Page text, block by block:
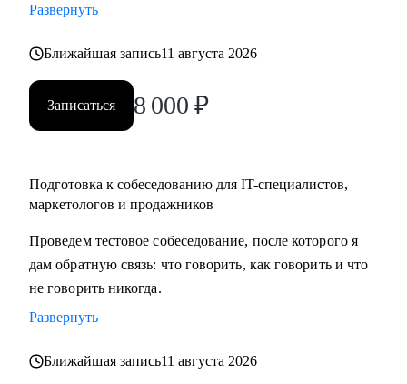
карьеры, если текущая уже не драйвит
• Как перейти в направление project менеджмента, строить
Кому могу помочь:
Развернуть
Ближайшая запись11 августа 2026
Записаться 8 000 ₽
Подготовка к собеседованию для IT-специалистов,
маркетологов и продажников
Проведем тестовое собеседование, после которого я
дам обратную связь: что говорить, как говорить и что
не говорить никогда.
Развернуть
Ближайшая запись11 августа 2026